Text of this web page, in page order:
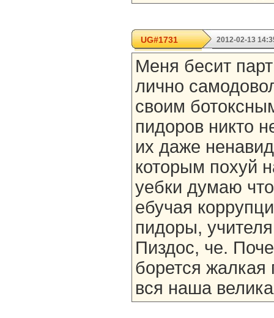
UG#1731 2012-02-13
Меня бесит
лично
своим
пидоров никто
их даже
которым похуй
уебки думаю
ебучая
пидоры,
Пиздос, че.
борется жалкая
вся наша